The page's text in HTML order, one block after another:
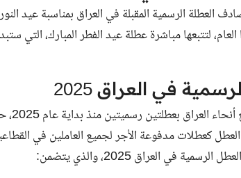
في العراق 2025
كعطلات مدفوعة الأجر لجميع العاملين في
في العراق 2025، والذي يتضمن: